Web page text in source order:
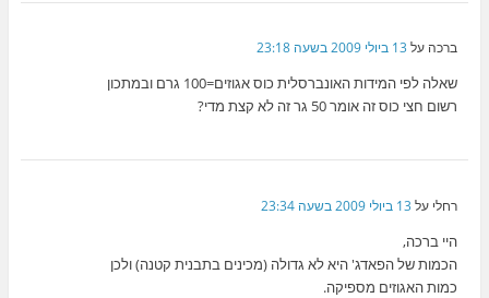
ברכה על 13 ביולי 2009 בשעה 23:18
שאלה לפי המידות האונברסלית כוס אגוזים=100 גרם ובמתכון
רשום חצי כוס זה אומר 50 גר זה לא קצת מדי?
רחלי על 13 ביולי 2009 בשעה 23:34
היי ברכה,
הכמות של הפאדג' היא לא גדולה (מכינים בתבנית קטנה) ולכן
כמות האגוזים מספיקה.